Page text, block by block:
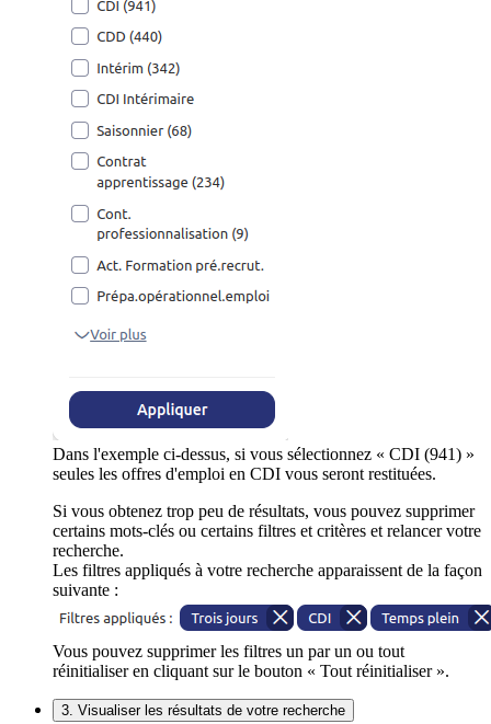
Dans l'exemple ci-dessus, si vous sélectionnez « CDI (941) »
seules les offres d'emploi en CDI vous seront restituées.
Si vous obtenez trop peu de résultats, vous pouvez supprimer
certains mots-clés ou certains filtres et critères et relancer votre
recherche.
Les filtres appliqués à votre recherche apparaissent de la façon
suivante :
Vous pouvez supprimer les filtres un par un ou tout
réinitialiser en cliquant sur le bouton « Tout réinitialiser ».
3. Visualiser les résultats de votre recherche